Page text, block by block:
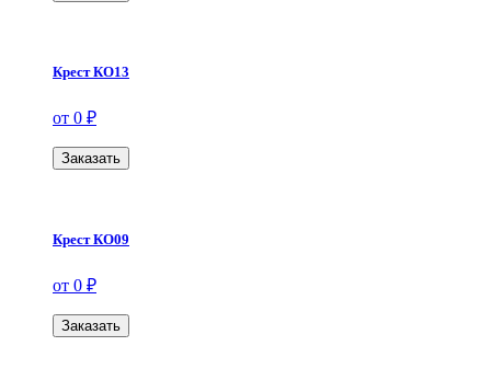
Крест КО13
от 0 ₽
Заказать
Крест КО09
от 0 ₽
Заказать